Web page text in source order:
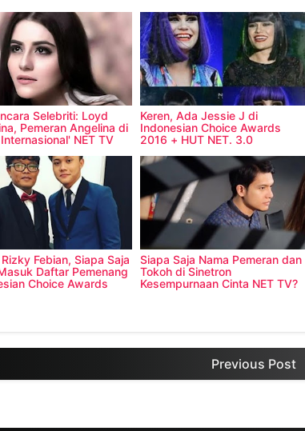
Selebriti: Loyd
Pemeran Angelina di
NET TV
Keren, Ada Jessie J di
Indonesian Choice Awards
2016 + HUT NET. 3.0
Febian, Siapa Saja
Daftar Pemenang
Choice Awards
Siapa Saja Nama Pemeran dan
Tokoh di Sinetron
Kesempurnaan Cinta NET TV?
Previous Post